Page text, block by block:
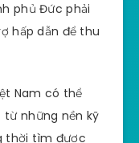
phủ Đức phải
hấp dẫn để thu
Nam có thể
những nền kỹ
thời tìm được